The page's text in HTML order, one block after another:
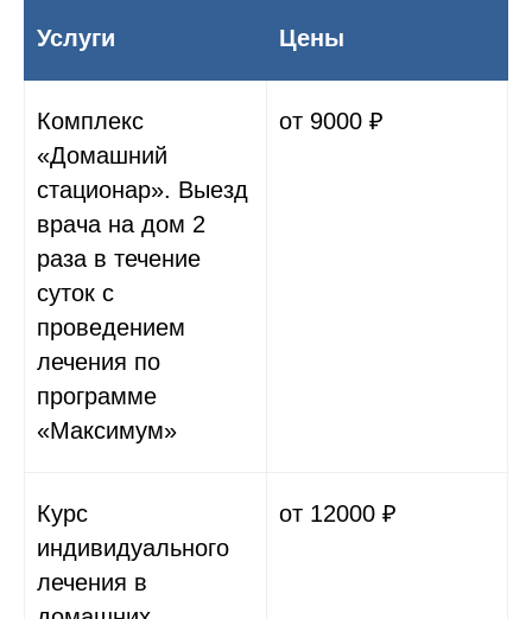
Услуги Цены
Комплекс
«Домашний
стационар». Выезд
врача на дом 2
раза в течение
суток с
проведением
лечения по
программе
«Максимум»
от 9000 ₽
Курс
индивидуального
лечения в
от 12000 ₽